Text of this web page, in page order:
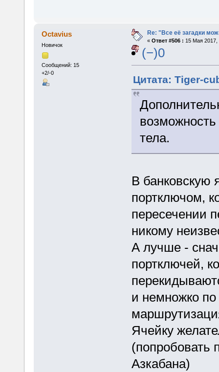
Octavius
Новичок
Сообщений: 15
+2/-0
Re: "Все её загадки
« Ответ #506 : 15 Мая 2017,
(−)0
Цитата: Tiger-
тела.
В банковскую
портключом,
пересечении
никому
А лучше -
портключей,
и немножко
Ячейку
(попробовать
Азкабана)